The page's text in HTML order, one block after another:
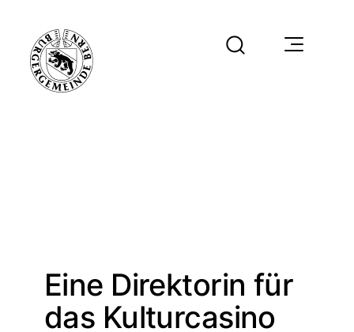
Eine Direktorin für
das Kulturcasino